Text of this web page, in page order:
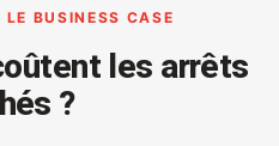
LE BUSINESS CASE
les arrêts
?